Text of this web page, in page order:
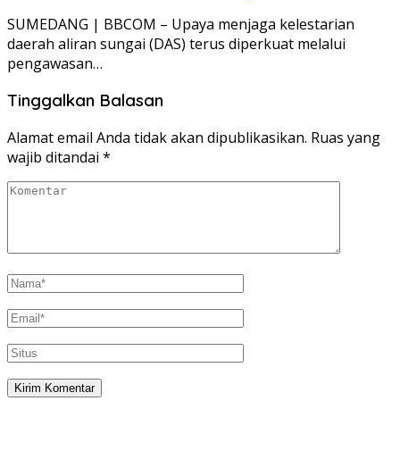
SUMEDANG | BBCOM – Upaya menjaga kelestarian
daerah aliran sungai (DAS) terus diperkuat melalui
pengawasan…
Tinggalkan Balasan
Alamat email Anda tidak akan dipublikasikan. Ruas yang
wajib ditandai *